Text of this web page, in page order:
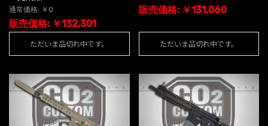
通常価格: ￥0
販売価格: ￥132,301
ただいま品切れ中です。
販売価格: ￥131,060
ただいま品切れ中です。